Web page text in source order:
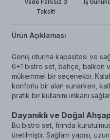
Vade Farksız 3
Taksit!
İş
Ürün Açıklaması
Geniş oturma kapasitesi ve
6+1 bistro set, bahçe, balkon
mükemmel bir seçenektir.
konforlu bir alan sunarken,
pratik bir kullanım imkanı
Dayanıklı ve Doğal
Bu bistro set, fırında
üretilmiştir. Sağlam yapısı,